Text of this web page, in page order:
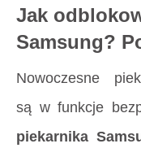
Jak
Samsung?
Nowoczesne
są w funkcje
piekarnika